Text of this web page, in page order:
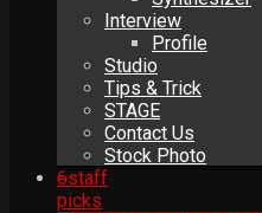
Interview
Profile
Studio
Tips & Trick
STAGE
Contact Us
Stock Photo
6staff
picks